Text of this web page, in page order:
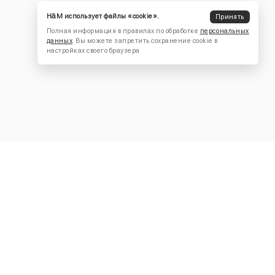
H&M использует файлы «cookie».
Принять
Полная информация в правилах по обработке персональных
данных. Вы можете запретить сохранение cookie в
настройках своего браузера